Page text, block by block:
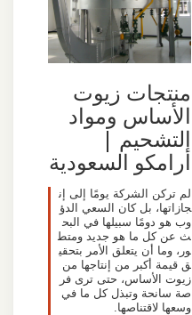
منتجات زيوت
الأساس ومواد
التشحيم |
أرامكو السعودية
لم تركن الشركة يومًا إلى إن
جازاتها، بل كان السعي الدؤ
وب هو دومًا سبيلها في البح
ث عن كل ما هو جديد ومتط
ور، وما أن يتعلق الأمر بتحقي
ق قيمة أكبر من إنتاجها من
زيوت الأساس، حتى ترى فر
صة سانحة وتبذل كل ما في
وسعها لاقتناصها.